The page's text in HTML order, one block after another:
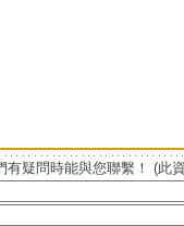
有疑問時能與您聯繫！ (此